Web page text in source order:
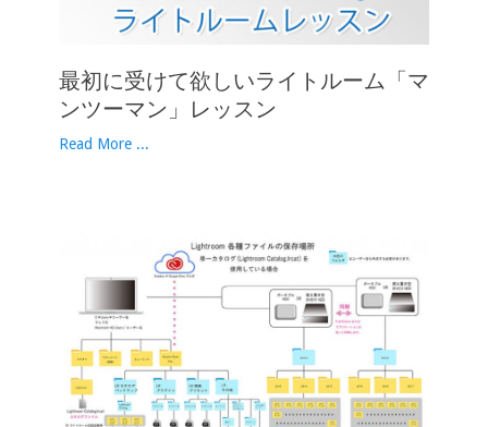
最初に受けて欲しいライトルーム「マ
ンツーマン」レッスン
Read More ...